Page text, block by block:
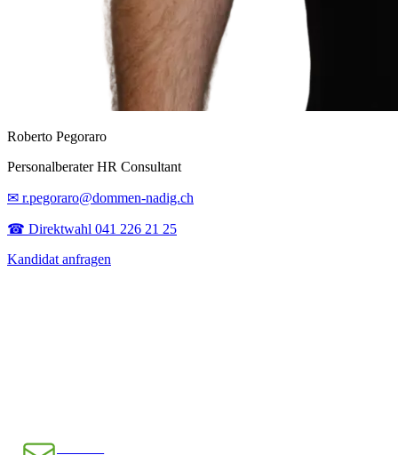
Roberto Pegoraro
Personalberater HR Consultant
✉ r.pegoraro@dommen-nadig.ch
☎ Direktwahl 041 226 21 25
Kandidat anfragen